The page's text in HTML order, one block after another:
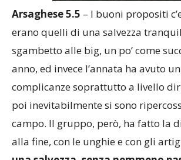
poi inevitabilmente si sono
campo. Il gruppo, però, ha fatto la
alla fine, con le unghie e con gli